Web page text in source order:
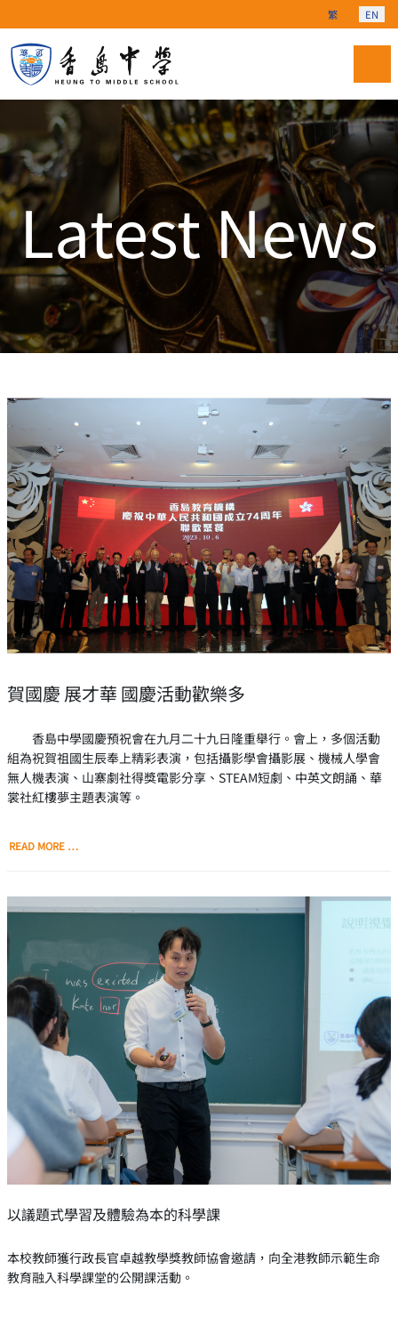
Select your
繁 EN
Latest News
賀國慶 展才華 國慶活動歡樂多
香島中學國慶預祝會在九月二十九日隆重舉行。會上，多個活動
組為祝賀祖國生辰奉上精彩表演，包括攝影學會攝影展、機械人學會
無人機表演、山寨劇社得獎電影分享、STEAM短劇、中英文朗誦、華
裳社紅樓夢主題表演等。
READ MORE …
以議題式學習及體驗為本的科學課
本校教師獲行政長官卓越教學獎教師協會邀請，向全港教師示範生命
教育融入科學課堂的公開課活動。